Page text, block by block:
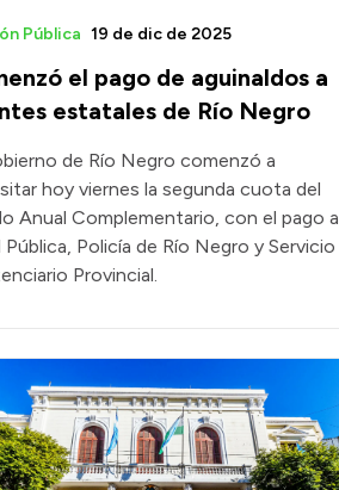
el pago de aguinaldos a
estatales de Río Negro
Pública 19 de dic de 2025
de Río Negro comenzó a
hoy viernes la segunda cuota del
Anual Complementario, con el pago a
Pública, Policía de Río Negro y Servicio
Provincial.